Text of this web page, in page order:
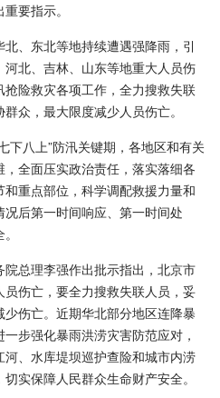
要指示。
、东北等地持续遭遇强降雨，引
北、吉林、山东等地重大人员伤
险救灾各项工作，全力搜救失联
众，最大限度减少人员伤亡。
下八上”防汛关键期，各地区和有关
全面压实政治责任，落实落细各
重点部位，科学调配救援力量和
后第一时间响应、第一时间处
总理李强作出批示指出，北京市
伤亡，要全力搜救失联人员，妥
伤亡。近期华北部分地区连降暴
步强化暴雨洪涝灾害防范应对，
、水库堤坝巡护查险和城市内涝
实保障人民群众生命财产安全。